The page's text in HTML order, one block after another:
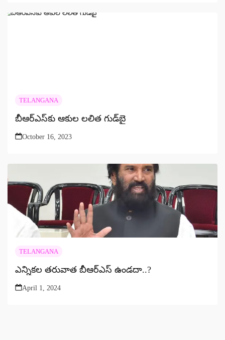
TELANGANA
బీఆర్ఎస్‌కు ఆకుల లలిత గుడ్‌బై
October 16, 2023
TELANGANA
ఎన్నికల తరువాత బీఆర్ఎస్ ఉండదా..?
April 1, 2024